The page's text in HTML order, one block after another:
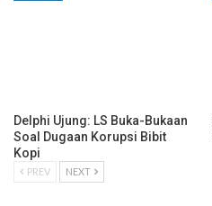
Delphi Ujung: LS Buka-Bukaan
Soal Dugaan Korupsi Bibit
Kopi
PREV NEXT